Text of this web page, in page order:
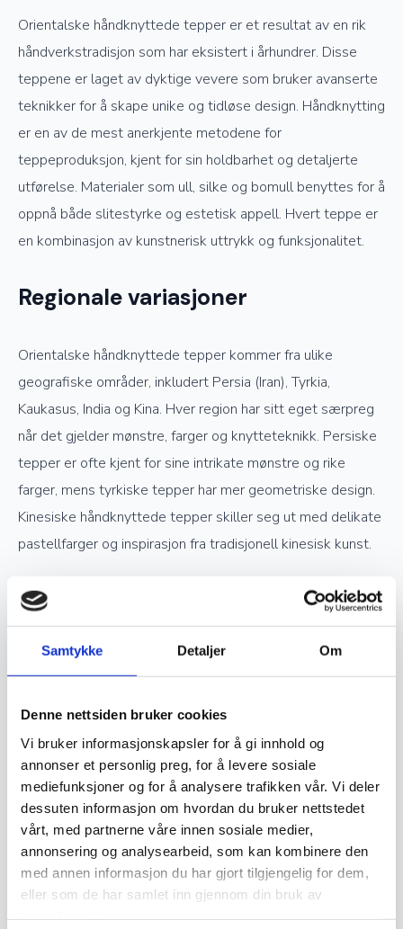
Samtykke Detaljer Om
Denne nettsiden bruker cookies
Vi bruker informasjonskapsler for å gi innhold og
annonser et personlig preg, for å levere sosiale
mediefunksjoner og for å analysere trafikken vår. Vi deler
dessuten informasjon om hvordan du bruker nettstedet
vårt, med partnerne våre innen sosiale medier,
annonsering og analysearbeid, som kan kombinere den
med annen informasjon du har gjort tilgjengelig for dem,
eller som de har samlet inn gjennom din bruk av
Orientalske håndknyttede tepper er et resultat av en rik
håndverkstradisjon som har eksistert i århundrer. Disse
teppene er laget av dyktige vevere som bruker avanserte
teknikker for å skape unike og tidløse design. Håndknytting
er en av de mest anerkjente metodene for
teppeproduksjon, kjent for sin holdbarhet og detaljerte
utførelse. Materialer som ull, silke og bomull benyttes for å
oppnå både slitestyrke og estetisk appell. Hvert teppe er
en kombinasjon av kunstnerisk uttrykk og funksjonalitet.
Regionale variasjoner
Orientalske håndknyttede tepper kommer fra ulike
geografiske områder, inkludert Persia (Iran), Tyrkia,
Kaukasus, India og Kina. Hver region har sitt eget særpreg
når det gjelder mønstre, farger og knytteteknikk. Persiske
tepper er ofte kjent for sine intrikate mønstre og rike
farger, mens tyrkiske tepper har mer geometriske design.
Kinesiske håndknyttede tepper skiller seg ut med delikate
pastellfarger og inspirasjon fra tradisjonell kinesisk kunst.
Verdsettelse og investering
Ekte håndknyttede orientalske tepper er ettertraktede
kvalitet og finere knytting et teppe har, desto mer
verdifullt blir det over tid. Opprinnelse, materialvalg og
knutetetthet spiller en stor rolle i vurderingen av et teppes
verdi, og godt vedlikeholdte håndknyttede tepper kan gå i
arv i generasjoner.
Vedlikehold og levetid